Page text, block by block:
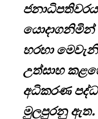
යොදාගනිමින්
හරහා
උත්සාහ
අධිකරණ
මුලපුරනු